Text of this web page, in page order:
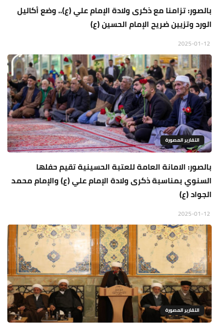
بالصور: تزامنا مع ذكرى ولادة الإمام علي (ع).. وضع أكاليل
الورد وتزيين ضريح الإمام الحسين (ع)
التقارير المصورة
بالصور: الامانة العامة للعتبة الحسينية تقيم حفلها
السنوي بمناسبة ذكرى ولادة الإمام علي (ع) والإمام محمد
الجواد (ع)
التقارير المصورة